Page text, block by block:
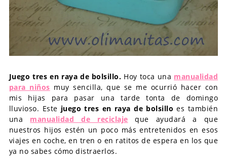
Juego tres en raya de bolsillo. Hoy toca una manualidad
para niños muy sencilla, que se me ocurrió hacer con
mis hijas para pasar una tarde tonta de domingo
lluvioso. Este juego tres en raya de bolsillo es también
una manualidad de reciclaje que ayudará a que
nuestros hijos estén un poco más entretenidos en esos
viajes en coche, en tren o en ratitos de espera en los que
ya no sabes cómo distraerlos.